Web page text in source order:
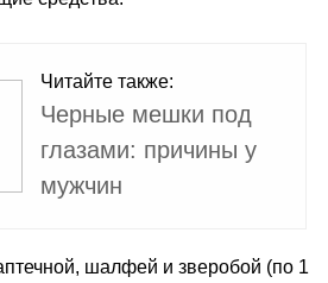
Читайте также:
Черные мешки под
глазами: причины у
мужчин
шалфей и зверобой (по 1